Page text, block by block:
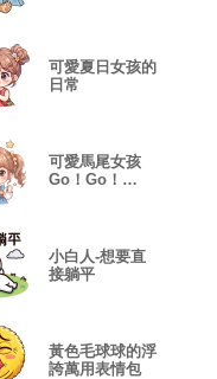
可愛夏日女孩的
日常
可愛馬尾女孩
Go！Go！
小白人-想要直
接躺平
黃色毛球球的浮
誇萬用表情包